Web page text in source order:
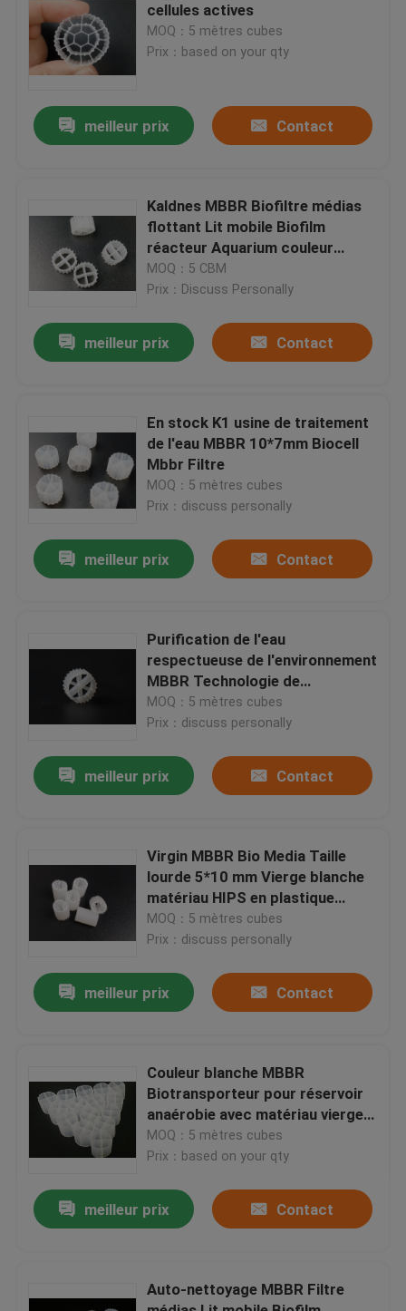
Maison
Au sujet de nous
Contrôle de qualité
bloguer
Demandez une citation
Bio médias de MBBR
cellules actives
MOQ：5 mètres cubes
Prix：based on your qty
meilleur prix Contact
Kaldnes MBBR Biofiltre médias
flottant Lit mobile Biofilm
réacteur Aquarium couleur
blanche 11*7mm
MOQ：5 CBM
Prix：Discuss Personally
meilleur prix Contact
En stock K1 usine de traitement
de l'eau MBBR 10*7mm Biocell
Mbbr Filtre
MOQ：5 mètres cubes
Prix：discuss personally
meilleur prix Contact
Purification de l'eau
respectueuse de l'environnement
MBBR Technologie de
protection Bio Media avec
longue durée de vie Blanc
MOQ：5 mètres cubes
Prix：discuss personally
meilleur prix Contact
Virgin MBBR Bio Media Taille
lourde 5*10 mm Vierge blanche
matériau HIPS en plastique
Biocelle
MOQ：5 mètres cubes
Prix：discuss personally
meilleur prix Contact
Couleur blanche MBBR
Biotransporteur pour réservoir
anaérobie avec matériau vierge
HDPE et taille 12*9mm
MOQ：5 mètres cubes
Prix：based on your qty
meilleur prix Contact
Auto-nettoyage MBBR Filtre